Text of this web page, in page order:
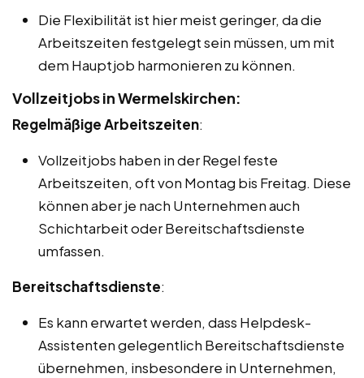
Die Flexibilität ist hier meist geringer, da die
Arbeitszeiten festgelegt sein müssen, um mit
dem Hauptjob harmonieren zu können.
Vollzeitjobs in Wermelskirchen:
Regelmäßige Arbeitszeiten:
Vollzeitjobs haben in der Regel feste
Arbeitszeiten, oft von Montag bis Freitag. Diese
können aber je nach Unternehmen auch
Schichtarbeit oder Bereitschaftsdienste
umfassen.
Bereitschaftsdienste:
Es kann erwartet werden, dass Helpdesk-
Assistenten gelegentlich Bereitschaftsdienste
übernehmen, insbesondere in Unternehmen,